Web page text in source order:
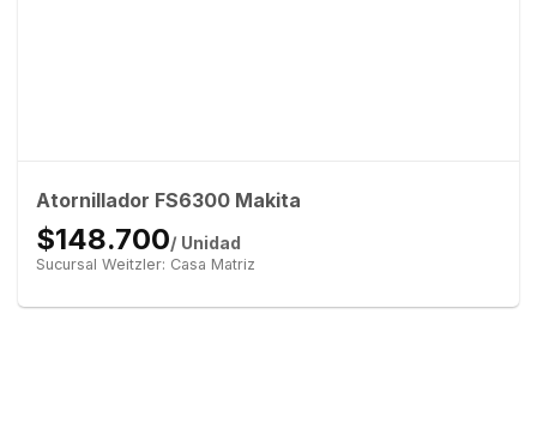
Atornillador FS6300 Makita
$148.700/ Unidad
Sucursal Weitzler: Casa Matriz